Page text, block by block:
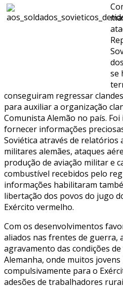
se
conseguiram regressar
para auxiliar a organização
Comunista Alemão no país.
fornecer informações
Soviética através de relatórios
militares alemães, ataques
produção de aviação militar e
combustível recebidos pelo
informações habilitaram
libertação dos povos do jugo
Exército vermelho.
Com os desenvolvimentos
aliados nas frentes de guerra,
agravamento das condições
Alemanha, onde muitos
compulsivamente para o
adesões de trabalhadores